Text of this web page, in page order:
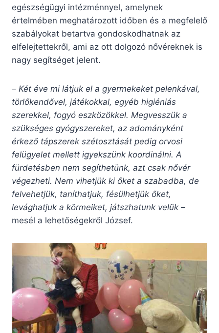
egészségügyi intézménnyel, amelynek
értelmében meghatározott időben és a megfelelő
szabályokat betartva gondoskodhatnak az
elfelejtettekről, ami az ott dolgozó nővéreknek is
nagy segítséget jelent.
– Két éve mi látjuk el a gyermekeket pelenkával,
törlőkendővel, játékokkal, egyéb higiéniás
szerekkel, fogyó eszközökkel. Megvesszük a
szükséges gyógyszereket, az adományként
érkező tápszerek szétosztását pedig orvosi
felügyelet mellett igyekszünk koordinálni. A
fürdetésben nem segíthetünk, azt csak nővér
végezheti. Nem vihetjük ki őket a szabadba, de
felvehetjük, taníthatjuk, fésülhetjük őket,
levághatjuk a körmeiket, játszhatunk velük –
mesél a lehetőségekről József.